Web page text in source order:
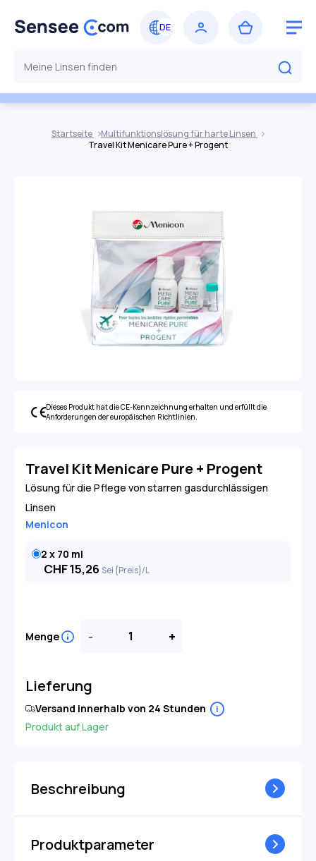
Startseite
Multifunktionslösung für harte Linsen
Travel Kit Menicare Pure + Progent
Dieses Produkt hat die CE-Kennzeichnung erhalten und erfüllt die
Anforderungen der europäischen Richtlinien.
Travel Kit Menicare Pure + Progent
Lösung für die Pflege von starren gasdurchlässigen
Linsen
Menicon
2 x 70 ml
CHF15,26 Sei {Preis}/L
Menge - +
Lieferung
Produkt auf Lager
Versand innerhalb von 24 Stunden i
Beschreibung
Produktparameter